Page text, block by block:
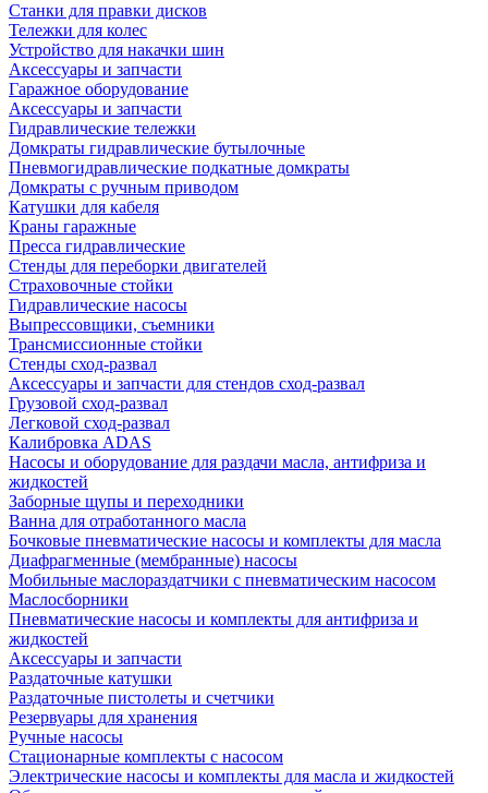
Станки для правки дисков
Тележки для колес
Устройство для накачки шин
Аксессуары и запчасти
Гаражное оборудование
Аксессуары и запчасти
Гидравлические тележки
Домкраты гидравлические бутылочные
Пневмогидравлические подкатные домкраты
Домкраты с ручным приводом
Катушки для кабеля
Краны гаражные
Пресса гидравлические
Стенды для переборки двигателей
Страховочные стойки
Гидравлические насосы
Выпрессовщики, съемники
Трансмиссионные стойки
Стенды сход-развал
Аксессуары и запчасти для стендов сход-развал
Грузовой сход-развал
Легковой сход-развал
Калибровка ADAS
Насосы и оборудование для раздачи масла, антифриза и
жидкостей
Заборные щупы и переходники
Ванна для отработанного масла
Бочковые пневматические насосы и комплекты для масла
Диафрагменные (мембранные) насосы
Мобильные маслораздатчики с пневматическим насосом
Маслосборники
Пневматические насосы и комплекты для антифриза и
жидкостей
Аксессуары и запчасти
Раздаточные катушки
Раздаточные пистолеты и счетчики
Резервуары для хранения
Ручные насосы
Стационарные комплекты с насосом
Электрические насосы и комплекты для масла и жидкостей